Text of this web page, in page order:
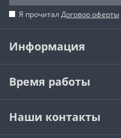
Я прочитал Договор оферты
Информация
Время работы
Наши контакты